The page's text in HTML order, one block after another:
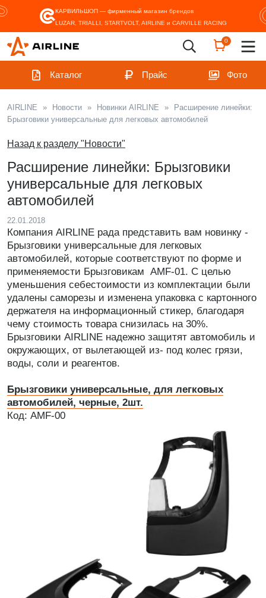
КАРВИЛЬШОП — фирменный магазин брендов
LUZAR, TRIALLI, STARTVOLT, AIRLINE и CARVILLE RACING
0
Каталог Прайс Фото
AIRLINE » Новости » Новинки AIRLINE »
Расширение линейки:
Брызговики универсальные для легковых автомобилей
Назад к разделу "Новости"
Расширение линейки: Брызговики
универсальные для легковых
автомобилей
22.01.2018
Компания AIRLINE рада представить вам новинку -
Брызговики универсальные для легковых
автомобилей, которые соответствуют по форме и
применяемости Брызговикам AMF-01. С целью
уменьшения себестоимости из комплектации были
удалены саморезы и изменена упаковка с картонного
держателя на информационный стикер, благодаря
чему стоимость товара снизилась на 30%.
Брызговики AIRLINE надежно защитят автомобиль и
окружающих, от вылетающей из- под колес грязи,
воды, соли и реагентов.
Брызговики универсальные, для легковых
автомобилей, черные, 2шт.
Код: AMF-00